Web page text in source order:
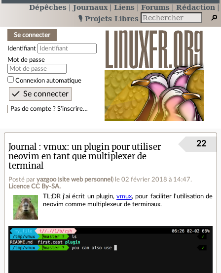
Dépêches Journaux Liens Forums
Rédaction
🎙️ Projets Libres
Se connecter
Identifiant
Mot de passe
Connexion automatique
Pas de compte ? S’inscrire…
Journal
vmux: un plugin pour utiliser
neovim en tant que multiplexer de
terminal
Posté par yazgoo(site web personnel ) le 02 février 2018 à 14:47.
Licence CC By‑SA.
22
TL;DR j'ai écrit un plugin,vmux, pour faciliter l'utilisation de
neovim comme multiplexeur de terminaux.